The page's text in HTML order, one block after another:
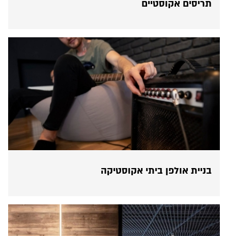
תריסים אקוסטיים
בניית אולפן ביתי אקוסטיקה